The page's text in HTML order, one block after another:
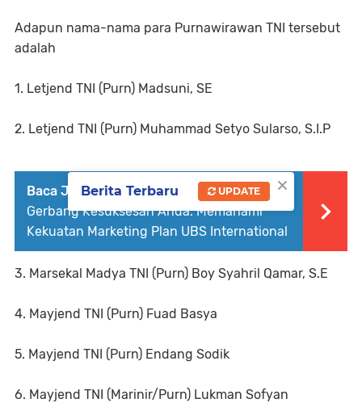
Adapun nama-nama para Purnawirawan TNI tersebut
adalah
1. Letjend TNI (Purn) Madsuni, SE
2. Letjend TNI (Purn) Muhammad Setyo Sularso, S.I.P
Baca Juga : Apa itu UBS!..........Buka
Gerbang Kesuksesan Anda: Memahami
Kekuatan Marketing Plan UBS International
3. Marsekal Madya TNI (Purn) Boy Syahril Qamar, S.E
4. Mayjend TNI (Purn) Fuad Basya
5. Mayjend TNI (Purn) Endang Sodik
6. Mayjend TNI (Marinir/Purn) Lukman Sofyan
×
Berita Terbaru UPDATE